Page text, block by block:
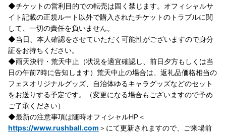
◆チケットの営利目的での転売は固く禁じます。オフィシャルサ
イト記載の正規ルート以外で購入されたチケットのトラブルに関
して、一切の責任を負いません。
◆当日、本人確認をさせていただく可能性がございますので身分
証をお持ちください。
◆雨天決行・荒天中止（状況を適宜確認し、前日夕方もしくは当
日の午前7時に告知します）荒天中止の場合は、返礼品価格相当の
フェスオリジナルグッズ、自治体ゆるキャラグッズなどのセット
をお送りする予定です。（変更になる場合もございますので予め
ご了承ください）
◆最新の注意事項は随時オフィシャルHP＜
https://www.rushball.com ＞にて更新されますので、ご来場前